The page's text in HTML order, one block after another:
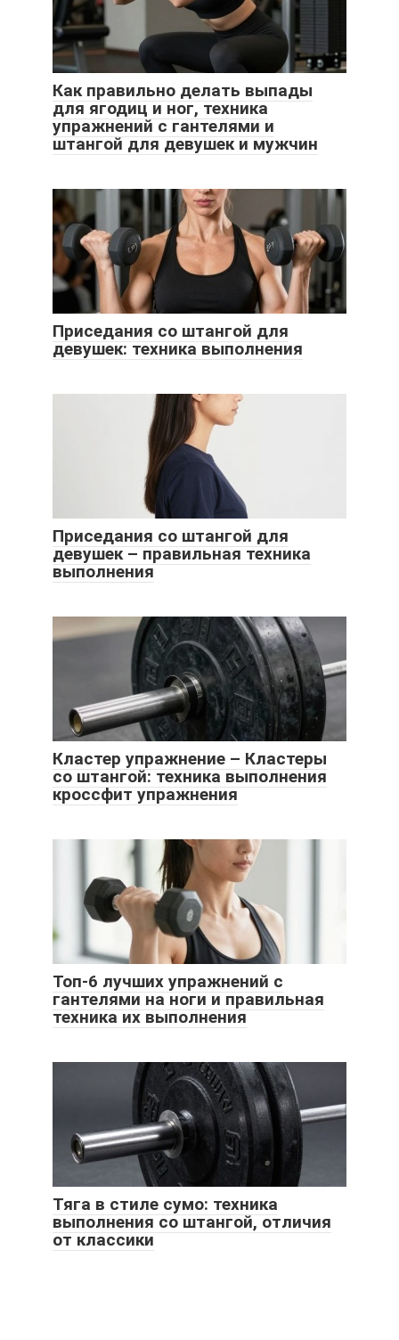
Как правильно делать выпады
для ягодиц и ног, техника
упражнений с гантелями и
штангой для девушек и мужчин
Приседания со штангой для
девушек: техника выполнения
Приседания со штангой для
девушек – правильная техника
выполнения
Кластер упражнение – Кластеры
со штангой: техника выполнения
кроссфит упражнения
Топ-6 лучших упражнений с
гантелями на ноги и правильная
техника их выполнения
Тяга в стиле сумо: техника
выполнения со штангой, отличия
от классики